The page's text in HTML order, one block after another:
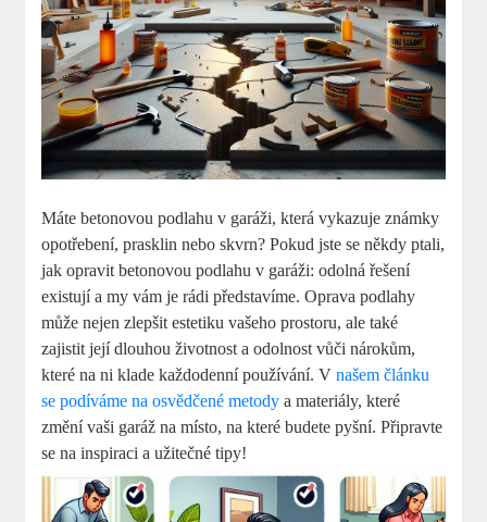
Máte betonovou podlahu v garáži, která vykazuje známky
opotřebení, prasklin nebo skvrn? Pokud jste se někdy ptali,
jak opravit betonovou podlahu v garáži: odolná řešení
existují a my vám je rádi představíme. Oprava podlahy
může nejen zlepšit estetiku vašeho prostoru, ale také
zajistit její dlouhou životnost a odolnost vůči nárokům,
které na ni klade každodenní používání. Vnašem článku
se podíváme na osvědčené metody a materiály, které
změní vaši garáž na místo, na které budete pyšní. Připravte
se na inspiraci a užitečné tipy!